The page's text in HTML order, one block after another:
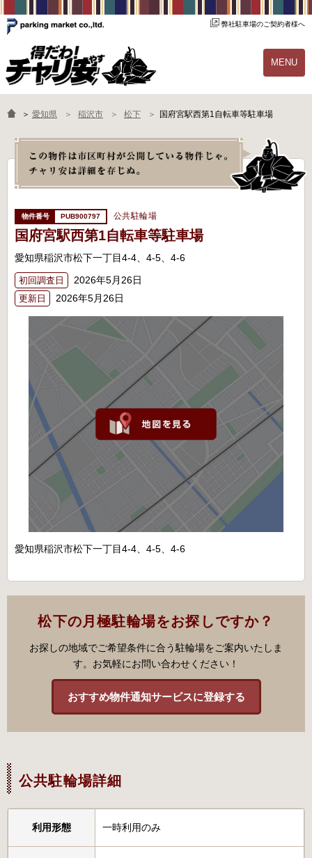
弊社駐車場のご契約者様へ
MENU
物件一覧 ご契約の流れ
よくあるご質問 駐輪場オーナー様へ
＞ 愛知県 稲沢市 松下 国府宮駅西第1自転車等駐車場
PUB900797 公共駐輪場
国府宮駅西第1自転車等駐車場
愛知県稲沢市松下一丁目4-4、4-5、4-6
初回調査日 2026年5月26日
更新日 2026年5月26日
愛知県稲沢市松下一丁目4-4、4-5、4-6
松下の月極駐輪場をお探しですか？
お探しの地域でご希望条件に合う駐輪場をご案内いたしま
す。お気軽にお問い合わせください！
おすすめ物件通知サービスに登録する
公共駐輪場詳細
利用形態 一時利用のみ